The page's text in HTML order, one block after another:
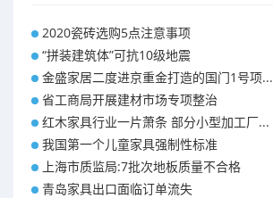
昆明110平米装修预算 装修报价清单
昆明100平米装修多少钱
2020瓷砖选购5点注意事项
“拼装建筑体”可抗10级地震
金盛家居二度进京重金打造的国门1号项...
省工商局开展建材市场专项整治
红木家具行业一片萧条 部分小型加工厂...
我国第一个儿童家具强制性标准
上海市质监局:7批次地板质量不合格
青岛家具出口面临订单流失